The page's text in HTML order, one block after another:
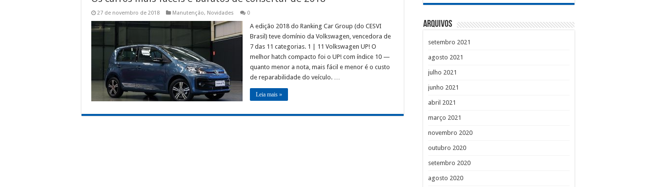
27 de novembro de 2018 Manutenção, Novidades 0
A edição 2018 do Ranking Car Group (do CESVI
Brasil) teve domínio da Volkswagen, vencedora de
7 das 11 categorias. 1 | 11 Volkswagen UP! O
melhor hatch compacto foi o UP! com índice 10 —
quanto menor a nota, mais fácil e menor é o custo
de reparabilidade do veículo. …
Leia mais »
Arquivos
setembro 2021
agosto 2021
julho 2021
junho 2021
abril 2021
março 2021
novembro 2020
outubro 2020
setembro 2020
agosto 2020